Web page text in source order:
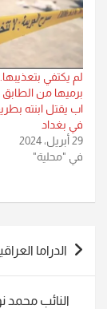
لم يكتفي
برميها من الطابق
اب يقتل ابنته
في بغداد
29 أبريل، 2024
في "محلية"
تصفّح
المقالات
الدراما
النائب